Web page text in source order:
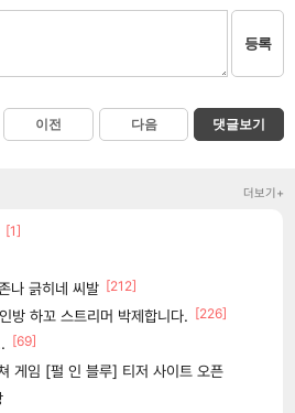
등록
이전 다음 댓글보기
더보기+
[1]
나 긁히네 씨발 [212]
방 하꼬 스트리머 박제합니다. [226]
[69]
게임 [펄 인 블루] 티저 사이트 오픈